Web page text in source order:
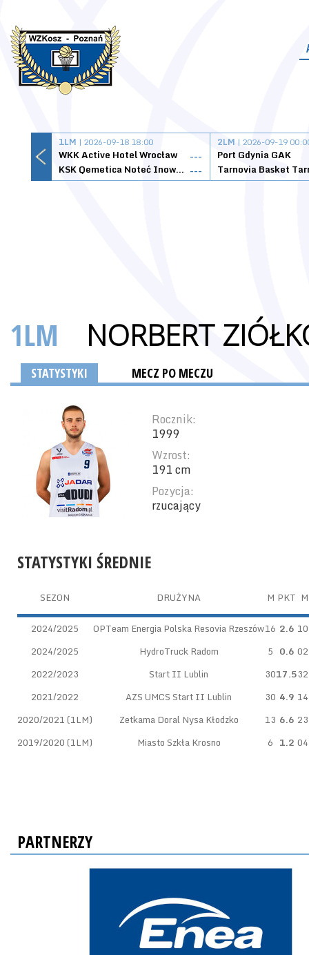
1LM | 2026-09-18 18:00
WKK Active Hotel Wrocław
---
KSK Qemetica Noteć Inowrocław ---
2LM | 2026-09-19
Port Gdynia GAK
1LM NORBERT
STATYSTYKI MECZ PO MECZU
Rocznik:
1999
Wzrost:
191 cm
Pozycja:
rzucający
STATYSTYKI ŚREDNIE
SEZON DRUŻYNA M PKT
2024/2025 OPTeam Energia Polska Resovia Rzeszów16 2.6
2024/2025
HydroTruck Radom 5 0.6
2022/2023
Start II Lublin 3017.5
2021/2022
AZS UMCS Start II Lublin 30 4.9
2020/2021 (1LM)
Zetkama Doral Nysa Kłodzko 13 6.6
2019/2020 (1LM)
Miasto Szkła Krosno 6 1.2
PARTNERZY